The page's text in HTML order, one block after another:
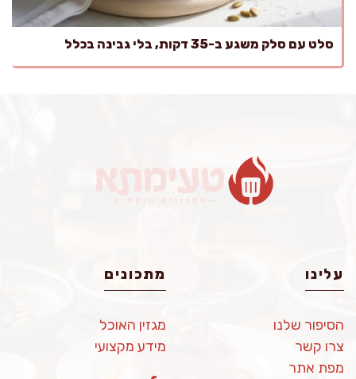
סלט עם סלק משגע ב-35 דקות, בלי גבינה בכלל
עלינו
הסיפור שלנו
צרו קשר
מפת אתר
מתכונים
מגזין האוכל
מידע מקצועי